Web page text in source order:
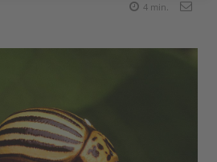
4 min.